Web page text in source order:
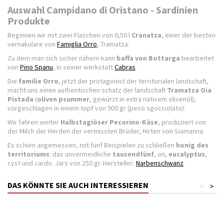
Auswahl Campidano di Oristano - Sardinien
Produkte
Beginnen wir mit zwei Flaschen von 0,50 l Cranatza, einer der besten
vernakulare von Famiglia Orro, Tramatza.
Zu dem man sich sicher nähern kann baffa von Bottarga bearbeitet
von Pino Spanu, in seiner werkstattCabras.
Die familie Orro, jetzt der protagonist der territorialen landschaft,
macht uns einen authentischen schatz der landschaft Tramatza Oia
Pistada (oliven psummer, gewürzt in extra nativem olivenöl),
vorgeschlagen in einem topf von 900 gr (peso sgocciolato).
Wir fahren weiter Halbstagiöser Pecorino-Käse, produziert von
der Milch der Herden der vermissten Brüder, Hirten von Siamanna.
Es schien angemessen, mit fünf Beispielen zu schließen honig des
territoriums: das unvermeidliche tausendfünf, on, eucalyptus,
cyst und cardo. Jars von 250 gr. Hersteller: Narbenschwanz.
DAS KÖNNTE SIE AUCH INTERESSIEREN >
<